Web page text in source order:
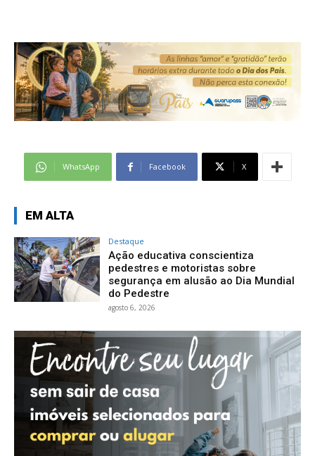
WhatsApp Facebook X
EM ALTA
Destaque
Ação educativa conscientiza
pedestres e motoristas sobre
segurança em alusão ao Dia Mundial
do Pedestre
agosto 6, 2026